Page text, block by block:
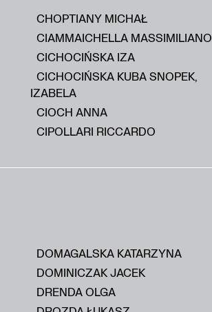
CHOPTIANY MICHAŁ
CIAMMAICHELLA MASSIMILIANO
CICHOCIŃSKA IZA
CICHOCIŃSKA KUBA SNOPEK,
IZABELA
CIOCH ANNA
CIPOLLARI RICCARDO
DOMAGALSKA KATARZYNA
DOMINICZAK JACEK
DRENDA OLGA